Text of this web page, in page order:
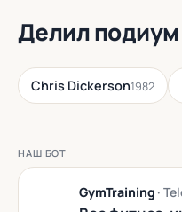
Делил подиум
Chris Dickerson1982
НАШ БОТ
GymTraining ·